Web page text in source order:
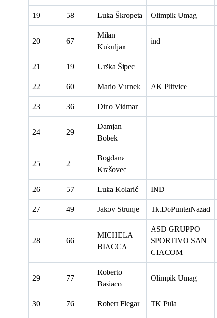
19 58 Luka Škropeta Olimpik Umag
20 67
Milan
Kukuljan
ind
21 19 Urška Šipec
22 60 Mario Vurnek AK Plitvice
23 36 Dino Vidmar
24 29
Damjan
Bobek
25 2
Bogdana
Krašovec
26 57 Luka Kolarić IND
27 49 Jakov Strunje Tk.DoPunteiNazad
28 66
MICHELA
BIACCA
ASD GRUPPO
SPORTIVO SAN
GIACOM
29 77
Roberto
Basiaco
Olimpik Umag
30 76 Robert Flegar TK Pula